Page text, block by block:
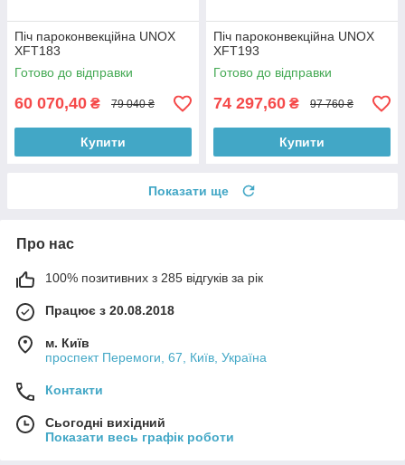
Піч пароконвекційна UNOX
XFT183
Готово до відправки
60 070,40 ₴ 79 040 ₴
Купити
Піч пароконвекційна UNOX
XFT193
Готово до відправки
74 297,60 ₴ 97 760 ₴
Купити
Показати ще
Про нас
100% позитивних з 285 відгуків за рік
Працює з 20.08.2018
м. Київ
проспект Перемоги, 67, Київ, Україна
Контакти
Сьогодні вихідний
Показати весь графік роботи